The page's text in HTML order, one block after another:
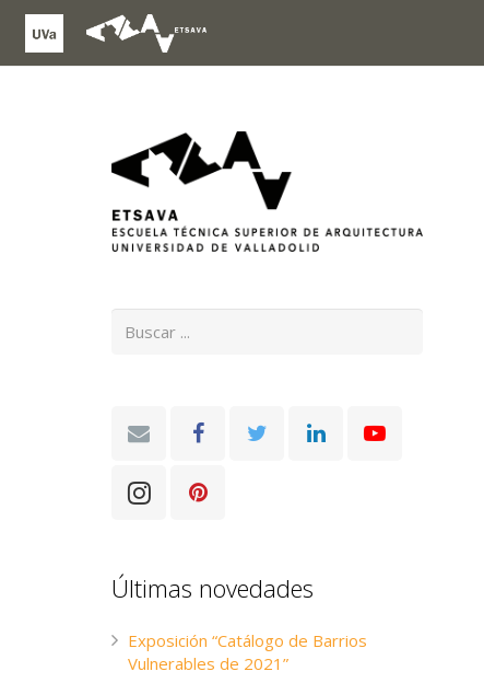
Últimas novedades
Exposición “Catálogo de Barrios
Vulnerables de 2021”